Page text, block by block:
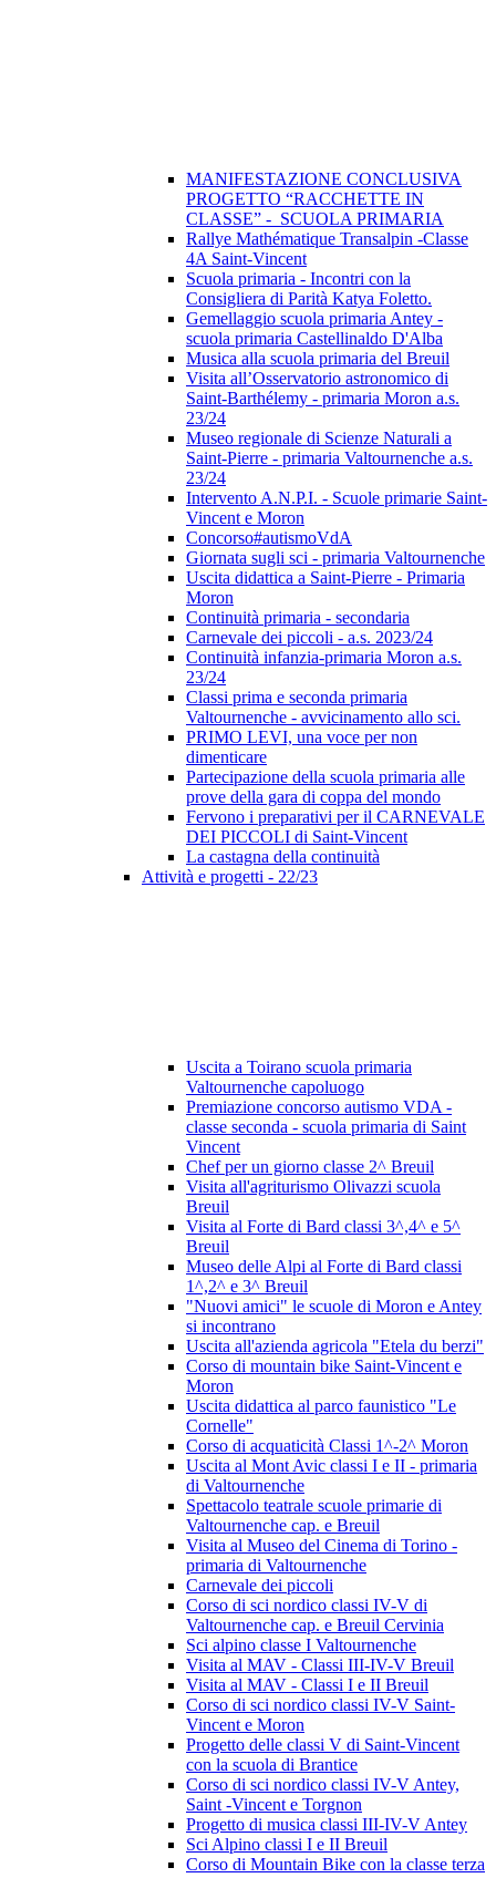
MANIFESTAZIONE CONCLUSIVA
PROGETTO “RACCHETTE IN
CLASSE” - SCUOLA PRIMARIA
Rallye Mathématique Transalpin -Classe
4A Saint-Vincent
Scuola primaria - Incontri con la
Consigliera di Parità Katya Foletto.
Gemellaggio scuola primaria Antey -
scuola primaria Castellinaldo D'Alba
Musica alla scuola primaria del Breuil
Visita all’Osservatorio astronomico di
Saint-Barthélemy - primaria Moron a.s.
23/24
Museo regionale di Scienze Naturali a
Saint-Pierre - primaria Valtournenche a.s.
23/24
Intervento A.N.P.I. - Scuole primarie Saint-
Vincent e Moron
Concorso#autismoVdA
Giornata sugli sci - primaria Valtournenche
Uscita didattica a Saint-Pierre - Primaria
Moron
Continuità primaria - secondaria
Carnevale dei piccoli - a.s. 2023/24
Continuità infanzia-primaria Moron a.s.
23/24
Classi prima e seconda primaria
Valtournenche - avvicinamento allo sci.
PRIMO LEVI, una voce per non
dimenticare
Partecipazione della scuola primaria alle
prove della gara di coppa del mondo
Fervono i preparativi per il CARNEVALE
DEI PICCOLI di Saint-Vincent
La castagna della continuità
Attività e progetti - 22/23
Uscita a Toirano scuola primaria
Valtournenche capoluogo
Premiazione concorso autismo VDA -
classe seconda - scuola primaria di Saint
Vincent
Chef per un giorno classe 2^ Breuil
Visita all'agriturismo Olivazzi scuola
Breuil
Visita al Forte di Bard classi 3^,4^ e 5^
Breuil
Museo delle Alpi al Forte di Bard classi
1^,2^ e 3^ Breuil
"Nuovi amici" le scuole di Moron e Antey
si incontrano
Uscita all'azienda agricola "Etela du berzi"
Corso di mountain bike Saint-Vincent e
Moron
Uscita didattica al parco faunistico "Le
Cornelle"
Corso di acquaticità Classi 1^-2^ Moron
Uscita al Mont Avic classi I e II - primaria
di Valtournenche
Spettacolo teatrale scuole primarie di
Valtournenche cap. e Breuil
Visita al Museo del Cinema di Torino -
primaria di Valtournenche
Carnevale dei piccoli
Corso di sci nordico classi IV-V di
Valtournenche cap. e Breuil Cervinia
Sci alpino classe I Valtournenche
Visita al MAV - Classi III-IV-V Breuil
Visita al MAV - Classi I e II Breuil
Corso di sci nordico classi IV-V Saint-
Vincent e Moron
Progetto delle classi V di Saint-Vincent
con la scuola di Brantice
Corso di sci nordico classi IV-V Antey,
Saint -Vincent e Torgnon
Progetto di musica classi III-IV-V Antey
Sci Alpino classi I e II Breuil
Corso di Mountain Bike con la classe terza